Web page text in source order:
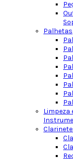
Palhetas
Limpeza